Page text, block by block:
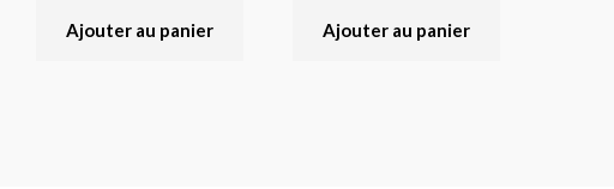
Ajouter au panier Ajouter au panier